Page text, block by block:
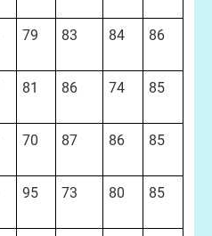
79 83 84 86
81 86 74 85
70 87 86 85
95 73 80 85